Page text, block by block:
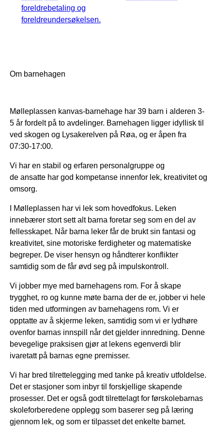
foreldrebetaling og
foreldreundersøkelsen.
Om barnehagen
Mølleplassen kanvas-barnehage har 39 barn i alderen 3-
5 år fordelt på to avdelinger. Barnehagen ligger idyllisk til
ved skogen og Lysakerelven på Røa, og er åpen fra
07:30-17:00.
Vi har en stabil og erfaren personalgruppe og
de ansatte har god kompetanse innenfor lek, kreativitet og
omsorg.
I Mølleplassen har vi lek som hovedfokus. Leken
innebærer stort sett alt barna foretar seg som en del av
fellesskapet. Når barna leker får de brukt sin fantasi og
kreativitet, sine motoriske ferdigheter og matematiske
begreper. De viser hensyn og håndterer konflikter
samtidig som de får øvd seg på impulskontroll.
Vi jobber mye med barnehagens rom. For å skape
trygghet, ro og kunne møte barna der de er, jobber vi hele
tiden med utformingen av barnehagens rom. Vi er
opptatte av å skjerme leken, samtidig som vi er lydhøre
ovenfor barnas innspill når det gjelder innredning. Denne
bevegelige praksisen gjør at lekens egenverdi blir
ivaretatt på barnas egne premisser.
Vi har bred tilrettelegging med tanke på kreativ utfoldelse.
Det er stasjoner som inbyr til forskjellige skapende
prosesser. Det er også godt tilrettelagt for førskolebarnas
skoleforberedene opplegg som baserer seg på læring
gjennom lek, og som er tilpasset det enkelte barnet.